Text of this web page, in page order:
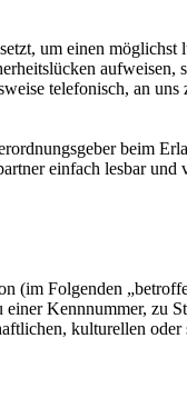
um einen möglichst
telefonisch, an uns
beim
einfach lesbar
(im Folgenden
Kennnummer, zu
kulturellen